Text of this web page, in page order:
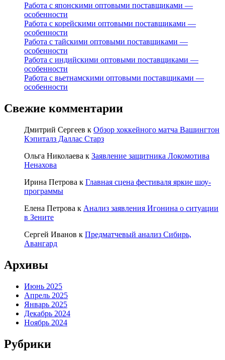
Работа с японскими оптовыми поставщиками —
особенности
Работа с корейскими оптовыми поставщиками —
особенности
Работа с тайскими оптовыми поставщиками —
особенности
Работа с индийскими оптовыми поставщиками —
особенности
Работа с вьетнамскими оптовыми поставщиками —
особенности
Свежие комментарии
Дмитрий Сергеев к Обзор хоккейного матча Вашингтон
Кэпиталз Даллас Старз
Ольга Николаева к Заявление защитника Локомотива
Ненахова
Ирина Петрова к Главная сцена фестиваля яркие шоу-
программы
Елена Петрова к Анализ заявления Игонина о ситуации
в Зените
Сергей Иванов к Предматчевый анализ Сибирь,
Авангард
Архивы
Июнь 2025
Апрель 2025
Январь 2025
Декабрь 2024
Ноябрь 2024
Рубрики